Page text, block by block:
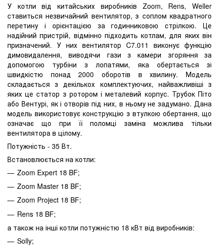
У котли від китайських виробників Zoom, Rens, Weller
ставиться незвичайний вентилятор, з соплом квадратного
перетину і орієнтацією за годинниковою стрілкою. Це
надійний пристрій, відмінно підходить котлам, для яких він
призначений. У них вентилятор C7.011 виконує функцію
димовидалення, виводячи гази з камери згоряння за
допомогою турбіни з лопатями, яка обертається зі
швидкістю понад 2000 оборотів в хвилину. Модель
складається з декількох комплектуючих, найважливіші з
яких це статор з ротором і металевий корпус. Трубок Піто
або Вентурі, як і отворів під них, в ньому не задумано. Дана
модель використовує конструкцію з втулкою обертання, що
означає що при її поломці заміна можлива тільки
вентилятора в цілому.
Потужність - 35 Вт.
Встановлюється на котли:
Zoom Expert 18 BF;
Zoom Master 18 BF;
Zoom Project 18 BF;
Rens 18 BF;
а також на інші котли потужністю 18 кВт від виробників:
Solly;